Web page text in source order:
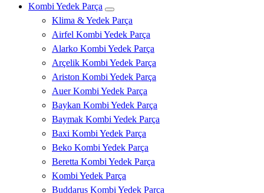
Kombi Yedek Parça
Klima & Yedek Parça
Airfel Kombi Yedek Parça
Alarko Kombi Yedek Parça
Arçelik Kombi Yedek Parça
Ariston Kombi Yedek Parça
Auer Kombi Yedek Parça
Baykan Kombi Yedek Parça
Baymak Kombi Yedek Parça
Baxi Kombi Yedek Parça
Beko Kombi Yedek Parça
Beretta Kombi Yedek Parça
Kombi Yedek Parça
Buddarus Kombi Yedek Parça